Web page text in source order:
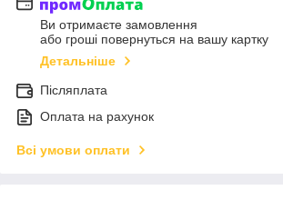
Ви отримаєте замовлення
або гроші повернуться на вашу картку
Детальніше
Післяплата
Оплата на рахунок
Всі умови оплати